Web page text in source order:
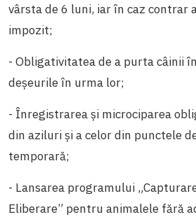
vârsta de 6 luni, iar în caz contrar
impozit;
- Obligativitatea de a purta câinii
deșeurile în urma lor;
- Înregistrarea și microciparea
din aziluri și a celor din punctele
temporară;
- Lansarea programului
Eliberare” pentru animalele fără